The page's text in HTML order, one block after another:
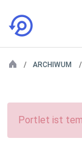
ARCHIWUM
Portlet ist